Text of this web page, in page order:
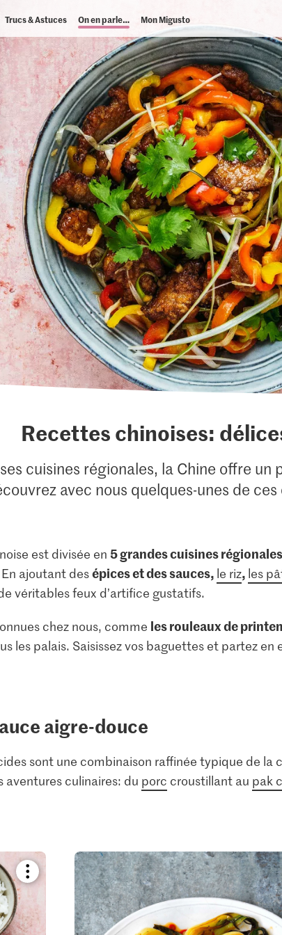
Trucs & Astuces On en parle… Mon Migusto
Recettes chinoises:
cuisines régionales, la Chine offre
avec nous quelques-unes de
est divisée en 5 grandes cuisines régionales
ajoutant desépices et des sauces, le riz, les
véritables feux d’artifice gustatifs.
chez nous, comme les rouleaux de
les palais. Saisissez vos baguettes et partez en
aigre-douce
sont une combinaison raffinée typique de la
aventures culinaires: du porc croustillant au pak
Bookmark
recipe
add
it
to